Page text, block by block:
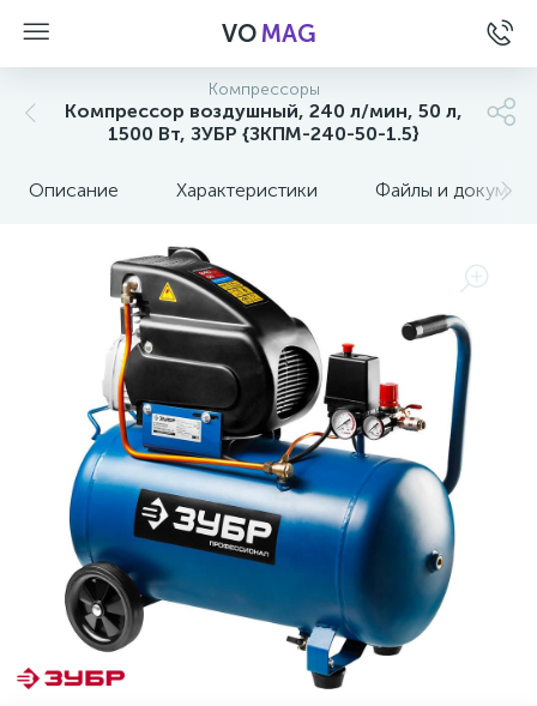
VOMAG
Компрессоры
Компрессор воздушный, 240 л/мин, 50 л,
1500 Вт, ЗУБР {ЗКПМ-240-50-1.5}
Описание Характеристики Файлы и